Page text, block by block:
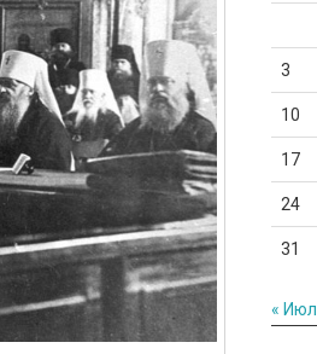
3
10
17
24
31
« Июл